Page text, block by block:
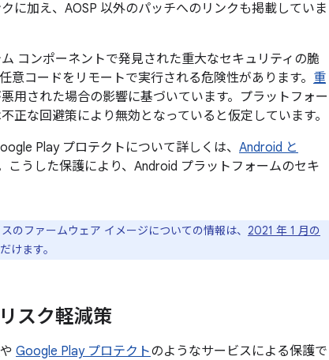
に加え、AOSP 以外のパッチへのリンクも掲載していま
コンポーネントで発見された重大なセキュリティの脆
コードをリモートで実行される危険性があります。 重
用された場合の影響に基づいています。プラットフォー
な回避策により無効となっていると仮定しています。
Play プロテクトについて詳しくは、 Android と
こうした保護により、Android プラットフォームのセキ
のファームウェア イメージについての情報は、 2021 年 1 月の
けます。
スク軽減策
や Google Play プロテクトのようなサービスによる保護で